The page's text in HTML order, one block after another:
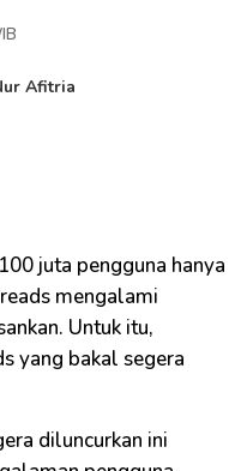
Afitria
juta pengguna hanya
mengalami
Untuk itu,
yang bakal segera
diluncurkan ini